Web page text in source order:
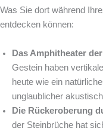
Was Sie dort während
entdecken können:
Das Amphitheater
Gestein haben
heute wie ein
unglaublicher
Die Rückeroberung
der Steinbrüche hat